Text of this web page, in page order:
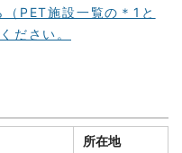
PET施設一覧の＊1と
ださい。
所在地